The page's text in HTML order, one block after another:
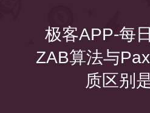
极客APP-每
ZAB算法与
质区别